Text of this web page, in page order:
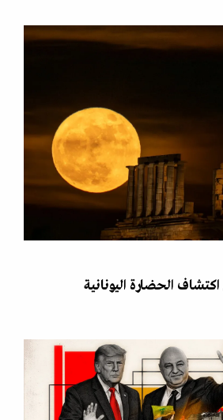
اكتشاف الحضارة اليونانية